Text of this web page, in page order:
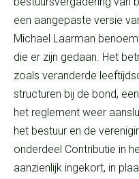
een aangepaste versie
Michael Laarman
die er zijn gedaan. Het
zoals veranderde
structuren bij de bond,
het reglement weer
het bestuur en de
onderdeel Contributie in
aanzienlijk ingekort, in